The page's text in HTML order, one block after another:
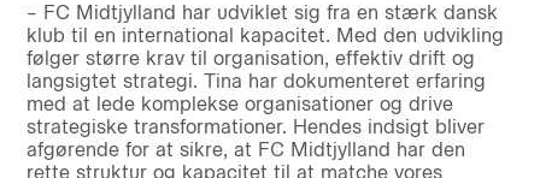
– FC Midtjylland har udviklet sig fra en stærk dansk
klub til en international kapacitet. Med den udvikling
følger større krav til organisation, effektiv drift og
langsigtet strategi. Tina har dokumenteret erfaring
med at lede komplekse organisationer og drive
strategiske transformationer. Hendes indsigt bliver
afgørende for at sikre, at FC Midtjylland har den
rette struktur og kapacitet til at matche vores